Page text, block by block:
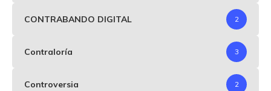
CONTRABANDO DIGITAL 2
Contraloría 3
Controversia 2